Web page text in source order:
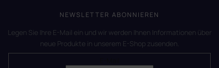
NEWSLETTER ABONNIEREN
Legen Sie Ihre E-Mail ein und wir werden Ihnen Informationen über
neue Produkte in unserem E-Shop zusenden.